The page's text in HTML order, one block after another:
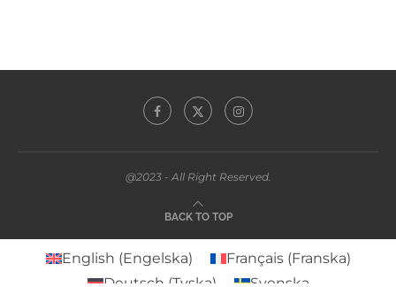
@2023 - All Right Reserved.
BACK TO TOP
English (Engelska) Français(Franska)
Deutsch (Tyska) Svenska